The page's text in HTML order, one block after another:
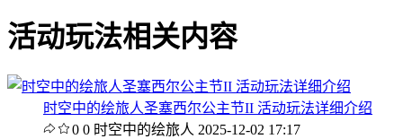
活动玩法相关内容
时空中的绘旅人圣塞西尔公主节II 活动玩法详细介绍
0 0 时空中的绘旅人 2025-12-02 17:17